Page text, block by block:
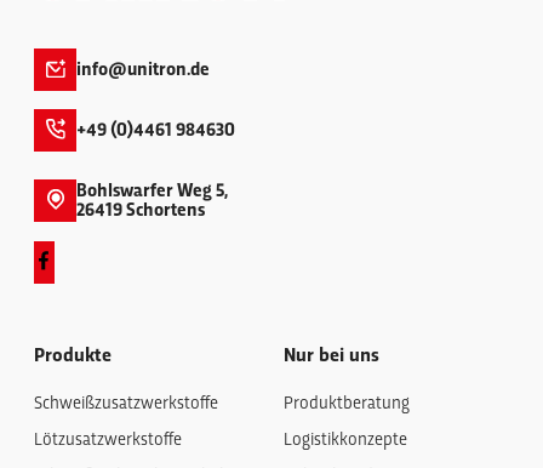
info@unitron.de
+49 (0)4461 984630
Bohlswarfer Weg 5,
26419 Schortens
Produkte
Schweißzusatzwerkstoffe
Lötzusatzwerkstoffe
Nur bei uns
Produktberatung
Logistikkonzepte